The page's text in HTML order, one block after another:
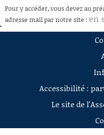
RECHERCHE
AIDE À LA DÉCOUPE
DE VIDÉOS
Pour y accéder, vous devez au
adresse mail par notre site : en
Accessibilité :
Le site de